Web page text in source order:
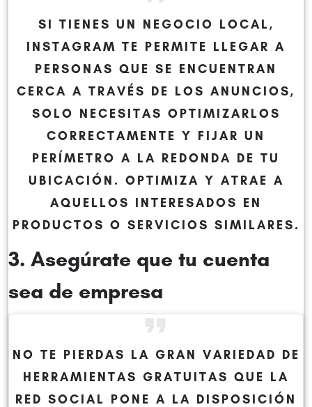
SI TIENES UN NEGOCIO LOCAL,
INSTAGRAM TE PERMITE LLEGAR A
PERSONAS QUE SE ENCUENTRAN
CERCA A TRAVÉS DE LOS ANUNCIOS,
SOLO NECESITAS OPTIMIZARLOS
CORRECTAMENTE Y FIJAR UN
PERÍMETRO A LA REDONDA DE TU
UBICACIÓN. OPTIMIZA Y ATRAE A
AQUELLOS INTERESADOS EN
PRODUCTOS O SERVICIOS SIMILARES.
3. Asegúrate que tu cuenta
sea de empresa
NO TE PIERDAS LA GRAN VARIEDAD DE
HERRAMIENTAS GRATUITAS QUE LA
RED SOCIAL PONE A LA DISPOSICIÓN